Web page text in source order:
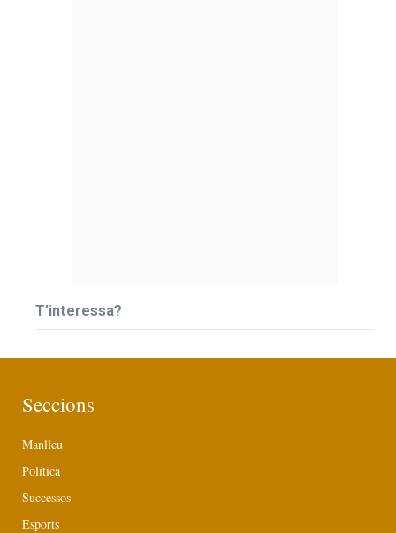
T’interessa?
Seccions
Manlleu
Política
Successos
Esports